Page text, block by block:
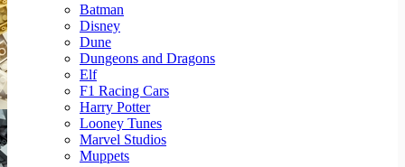
Batman
Disney
Dune
Dungeons and Dragons
Elf
F1 Racing Cars
Harry Potter
Looney Tunes
Marvel Studios
Muppets